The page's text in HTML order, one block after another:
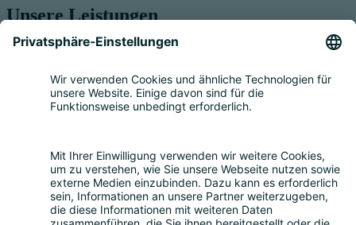
Unsere Leistungen
Service für Elektrogeräte
Mengenmeldung
Entsorgung
Beratung
Handelsrücknahme
Service für Batterien
Service für Verpackungen
Fragen und Antworten